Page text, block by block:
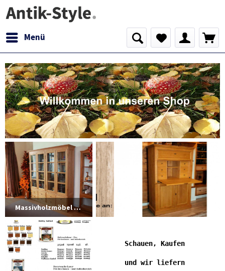
Menü
Massivholzmöbel -Erle
Schauen, Kaufen
und wir liefern